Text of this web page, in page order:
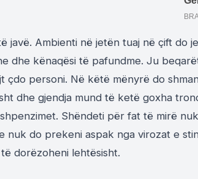
javë. Ambienti në jetën tuaj në çift do
dhe kënaqësi të pafundme. Ju
personi. Në këtë mënyrë do
dhe gjendja mund të ketë goxha
Shëndeti për fat të mirë
nuk do prekeni aspak nga virozat e
dorëzoheni lehtësisht.